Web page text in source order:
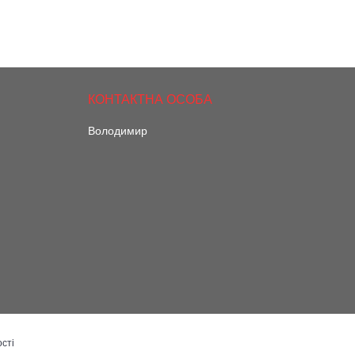
Володимир